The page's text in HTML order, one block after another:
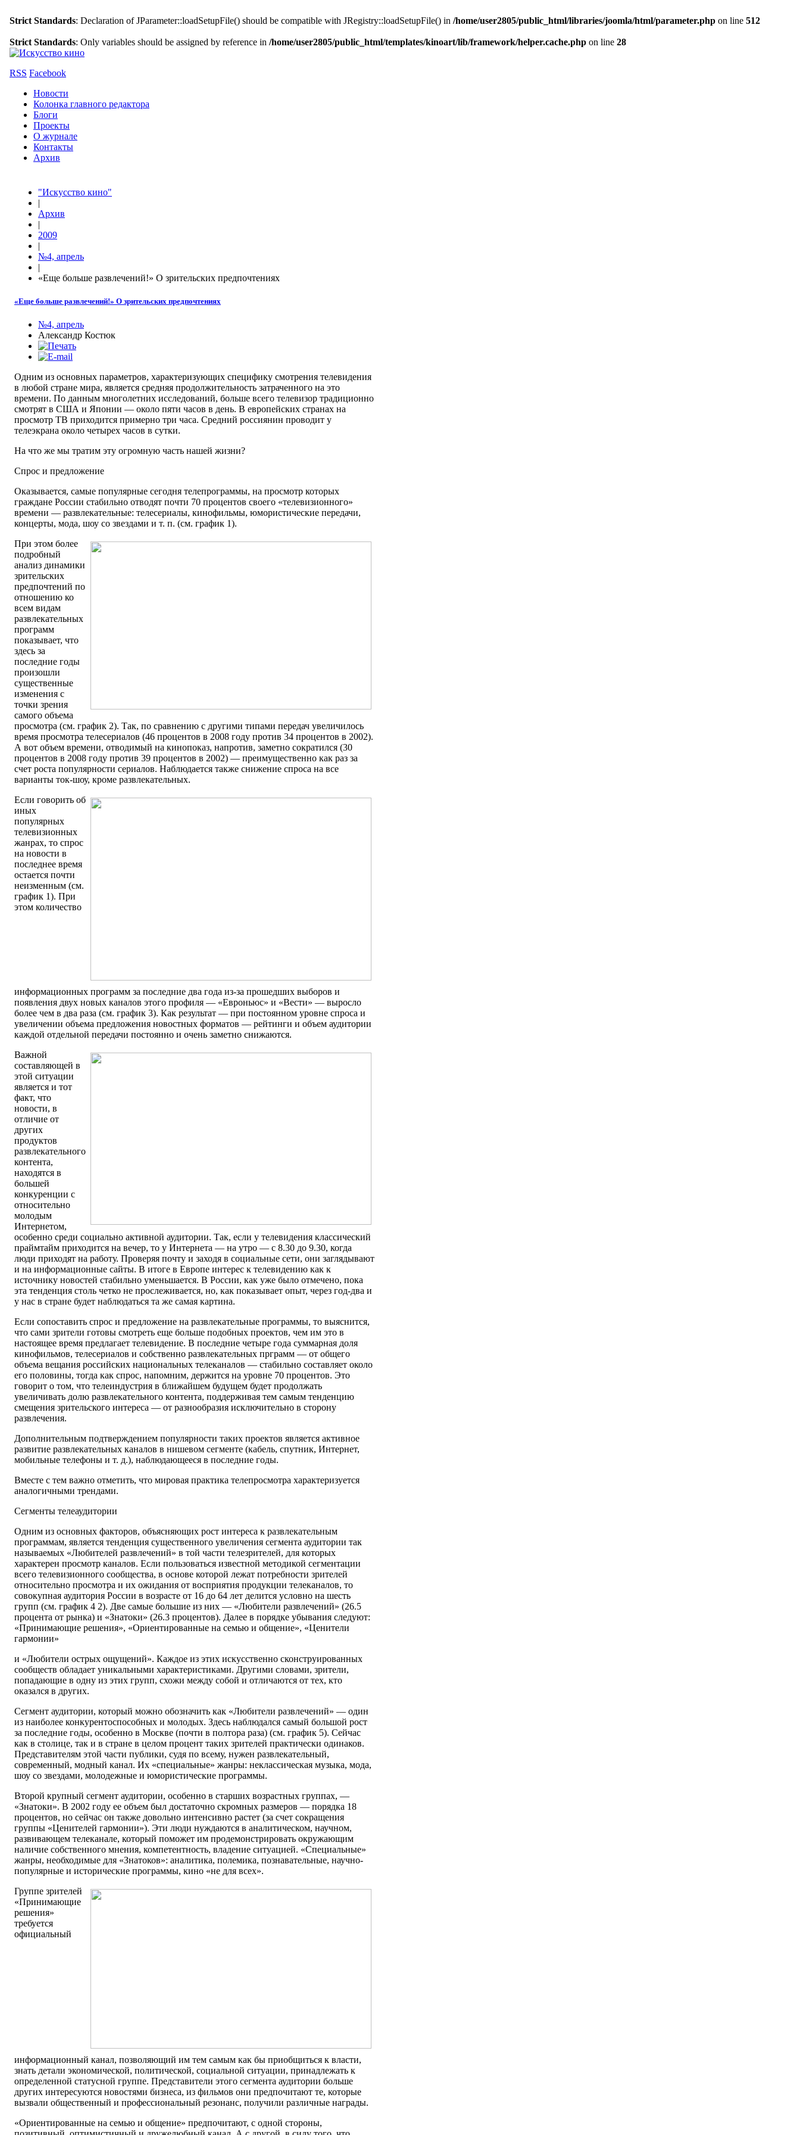
Strict Standards: Declaration of JParameter::loadSetupFile() should be compatible with JRegistry::loadSetupFile() in /home/user2805/public_html/libraries/joomla/html/parameter.php on line 512
Strict Standards: Only variables should be assigned by reference in /home/user2805/public_html/templates/kinoart/lib/framework/helper.cache.php on line 28
RSS Facebook
Новости
Колонка главного редактора
Блоги
Проекты
О журнале
Контакты
Архив
"Искусство кино"
|
Архив
|
2009
|
№4, апрель
|
«Еще больше развлечений!» О зрительских предпочтениях
«Еще больше развлечений!» О зрительских предпочтениях
№4, апрель
Александр Костюк
Одним из основных параметров, характеризующих специфику смотрения телевидения
в любой стране мира, является средняя продолжительность затраченного на это
времени. По данным многолетних исследований, больше всего телевизор традиционно
смотрят в США и Японии — около пяти часов в день. В европейских странах на
просмотр ТВ приходится примерно три часа. Средний россиянин проводит у
телеэкрана около четырех часов в сутки.
На что же мы тратим эту огромную часть нашей жизни?
Спрос и предложение
Оказывается, самые популярные сегодня телепрограммы, на просмотр которых
граждане России стабильно отводят почти 70 процентов своего «телевизионного»
времени — развлекательные: телесериалы, кинофильмы, юмористические передачи,
концерты, мода, шоу со звездами и т. п. (см. график 1).
При этом более
подробный
анализ динамики
зрительских
предпочтений по
отношению ко
всем видам
развлекательных
программ
показывает, что
здесь за
последние годы
произошли
существенные
изменения с
точки зрения
самого объема
просмотра (см. график 2). Так, по сравнению с другими типами передач увеличилось
время просмотра телесериалов (46 процентов в 2008 году против 34 процентов в 2002).
А вот объем времени, отводимый на кинопоказ, напротив, заметно сократился (30
процентов в 2008 году против 39 процентов в 2002) — преимущественно как раз за
счет роста популярности сериалов. Наблюдается также снижение спроса на все
варианты ток-шоу, кроме развлекательных.
Если говорить об
иных
популярных
телевизионных
жанрах, то спрос
на новости в
последнее время
остается почти
неизменным (см.
график 1). При
этом количество
информационных программ за последние два года из-за прошедших выборов и
появления двух новых каналов этого профиля — «Евроньюс» и «Вести» — выросло
более чем в два раза (см. график 3). Как результат — при постоянном уровне спроса и
увеличении объема предложения новостных форматов — рейтинги и объем аудитории
каждой отдельной передачи постоянно и очень заметно снижаются.
Важной
составляющей в
этой ситуации
является и тот
факт, что
новости, в
отличие от
других
продуктов
развлекательного
контента,
находятся в
большей
конкуренции с
относительно
молодым
Интернетом,
особенно среди социально активной аудитории. Так, если у телевидения классический
праймтайм приходится на вечер, то у Интернета — на утро — с 8.30 до 9.30, когда
люди приходят на работу. Проверяя почту и заходя в социальные сети, они заглядывают
и на информационные сайты. В итоге в Европе интерес к телевидению как к
источнику новостей стабильно уменьшается. В России, как уже было отмечено, пока
эта тенденция столь четко не прослеживается, но, как показывает опыт, через год-два и
у нас в стране будет наблюдаться та же самая картина.
Если сопоставить спрос и предложение на развлекательные программы, то выяснится,
что сами зрители готовы смотреть еще больше подобных проектов, чем им это в
настоящее время предлагает телевидение. В последние четыре года суммарная доля
кинофильмов, телесериалов и собственно развлекательных прграмм — от общего
объема вещания российских национальных телеканалов — стабильно составляет около
его половины, тогда как спрос, напомним, держится на уровне 70 процентов. Это
говорит о том, что телеиндустрия в ближайшем будущем будет продолжать
увеличивать долю развлекательного контента, поддерживая тем самым тенденцию
смещения зрительского интереса — от разнообразия исключительно в сторону
развлечения.
Дополнительным подтверждением популярности таких проектов является активное
развитие развлекательных каналов в нишевом сегменте (кабель, спутник, Интернет,
мобильные телефоны и т. д.), наблюдающееся в последние годы.
Вместе с тем важно отметить, что мировая практика телепросмотра характеризуется
аналогичными трендами.
Сегменты телеаудитории
Одним из основных факторов, объясняющих рост интереса к развлекательным
программам, является тенденция существенного увеличения сегмента аудитории так
называемых «Любителей развлечений» в той части телезрителей, для которых
характерен просмотр каналов. Если пользоваться известной методикой сегментации
всего телевизионного сообщества, в основе которой лежат потребности зрителей
относительно просмотра и их ожидания от восприятия продукции телеканалов, то
совокупная аудитория России в возрасте от 16 до 64 лет делится условно на шесть
групп (см. график 4 2). Две самые большие из них — «Любители развлечений» (26.5
процента от рынка) и «Знатоки» (26.3 процентов). Далее в порядке убывания следуют:
«Принимающие решения», «Ориентированные на семью и общение», «Ценители
гармонии»
и «Любители острых ощущений». Каждое из этих искусственно сконструированных
сообществ обладает уникальными характеристиками. Другими словами, зрители,
попадающие в одну из этих групп, схожи между собой и отличаются от тех, кто
оказался в других.
Сегмент аудитории, который можно обозначить как «Любители развлечений» — один
из наиболее конкурентоспособных и молодых. Здесь наблюдался самый большой рост
за последние годы, особенно в Москве (почти в полтора раза) (см. график 5). Сейчас
как в столице, так и в стране в целом процент таких зрителей практически одинаков.
Представителям этой части публики, судя по всему, нужен развлекательный,
современный, модный канал. Их «специальные» жанры: неклассическая музыка, мода,
шоу со звездами, молодежные и юмористические программы.
Второй крупный сегмент аудитории, особенно в старших возрастных группах, —
«Знатоки». В 2002 году ее объем был достаточно скромных размеров — порядка 18
процентов, но сейчас он также довольно интенсивно растет (за счет сокращения
группы «Ценителей гармонии»). Эти люди нуждаются в аналитическом, научном,
развивающем телеканале, который поможет им продемонстрировать окружающим
наличие собственного мнения, компетентность, владение ситуацией. «Специальные»
жанры, необходимые для «Знатоков»: аналитика, полемика, познавательные, научно-
популярные и исторические программы, кино «не для всех».
Группе зрителей
«Принимающие
решения»
требуется
официальный
информационный канал, позволяющий им тем самым как бы приобщиться к власти,
знать детали экономической, политической, социальной ситуации, принадлежать к
определенной статусной группе. Представители этого сегмента аудитории больше
других интересуются новостями бизнеса, из фильмов они предпочитают те, которые
вызвали общественный и профессиональный резонанс, получили различные награды.
«Ориентированные на семью и общение» предпочитают, с одной стороны,